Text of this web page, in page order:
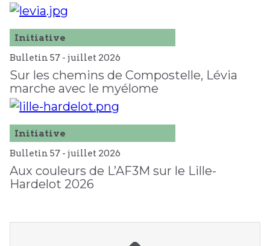
Initiative
Bulletin 57 - juillet 2026
Sur les chemins de Compostelle, Lévia
marche avec le myélome
Initiative
Bulletin 57 - juillet 2026
Aux couleurs de L’AF3M sur le Lille-
Hardelot 2026